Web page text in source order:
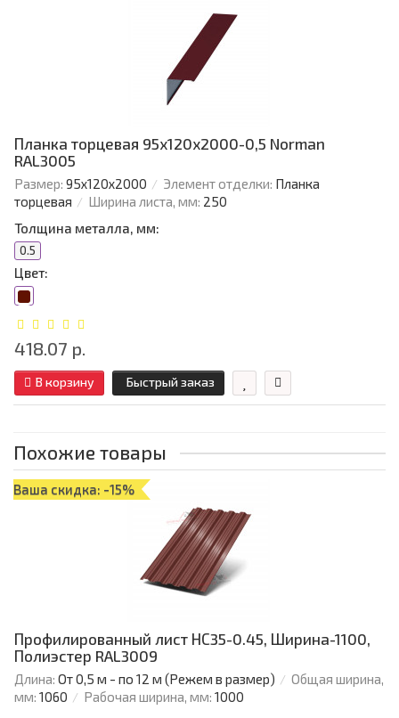
Планка торцевая 95х120х2000-0,5 Norman
RAL3005
Размер: 95х120х2000 Элемент отделки: Планка
торцевая
Ширина листа, мм: 250
Толщина металла, мм:
0.5
Цвет:
418.07 р.
В корзину Быстрый заказ
Похожие товары
Ваша скидка: -15%
Профилированный лист НС35-0.45, Ширина-1100,
Полиэстер RAL3009
Длина: От 0,5 м - по 12 м (Режем в размер)
Общая ширина,
мм: 1060 Рабочая ширина, мм: 1000